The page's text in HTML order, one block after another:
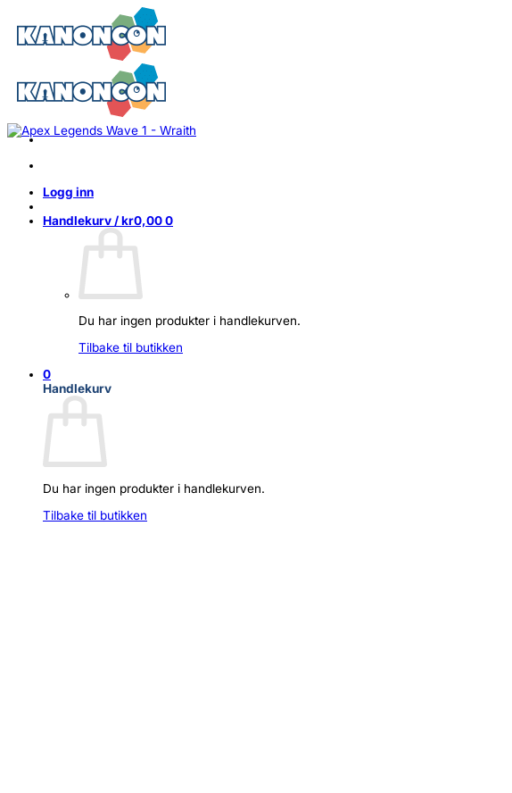
content
Logg inn
Handlekurv /kr0,000
Du har ingen produkter i handlekurven.
Tilbake til butikken
0
Handlekurv
Du har ingen produkter i handlekurven.
Tilbake til butikken